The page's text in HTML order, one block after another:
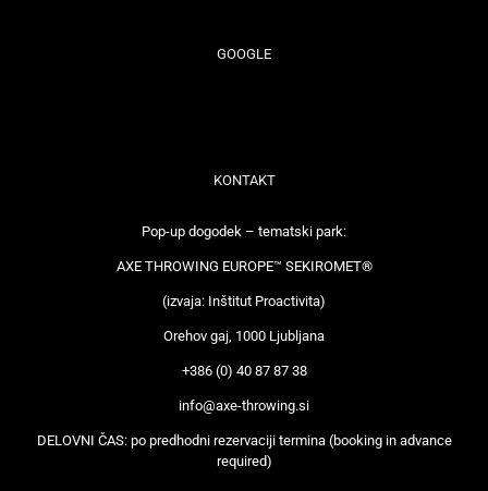
GOOGLE
KONTAKT
Pop-up dogodek – tematski park:
AXE THROWING EUROPE™ SEKIROMET®
(izvaja: Inštitut Proactivita)
Orehov gaj, 1000 Ljubljana
+386 (0) 40 87 87 38
info@axe-throwing.si
DELOVNI ČAS: po predhodni rezervaciji termina (booking in advance
required)